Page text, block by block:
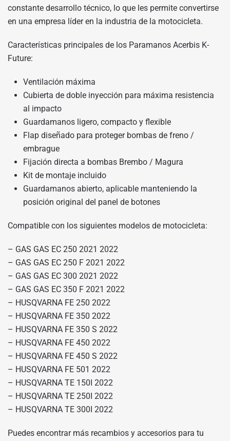
constante desarrollo técnico, lo que les permite convertirse
en una empresa líder en la industria de la motocicleta.
Características principales de los Paramanos Acerbis K-
Future:
Ventilación máxima
Cubierta de doble inyección para máxima resistencia
al impacto
Guardamanos ligero, compacto y flexible
Flap diseñado para proteger bombas de freno /
embrague
Fijación directa a bombas Brembo / Magura
Kit de montaje incluido
Guardamanos abierto, aplicable manteniendo la
posición original del panel de botones
Compatible con los siguientes modelos de motocicleta:
– GAS GAS EC 250 2021 2022
– GAS GAS EC 250 F 2021 2022
– GAS GAS EC 300 2021 2022
– GAS GAS EC 350 F 2021 2022
– HUSQVARNA FE 250 2022
– HUSQVARNA FE 350 2022
– HUSQVARNA FE 350 S 2022
– HUSQVARNA FE 450 2022
– HUSQVARNA FE 450 S 2022
– HUSQVARNA FE 501 2022
– HUSQVARNA TE 150I 2022
– HUSQVARNA TE 250I 2022
– HUSQVARNA TE 300I 2022
Puedes encontrar más recambios y accesorios para tu